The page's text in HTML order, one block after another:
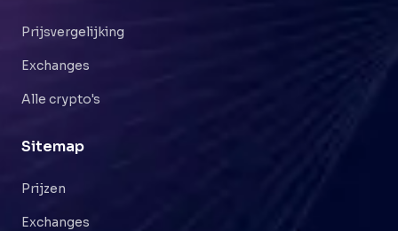
Prijsvergelijking
Exchanges
Alle crypto's
Sitemap
Prijzen
Exchanges